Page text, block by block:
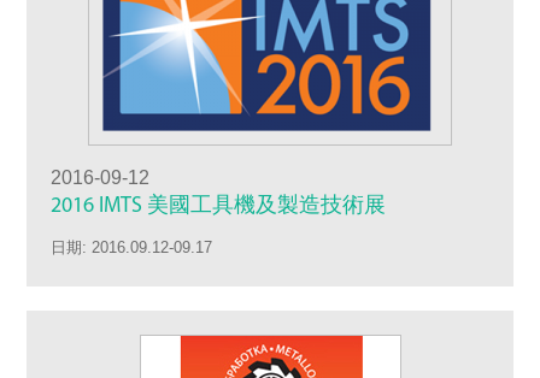
2016-09-12
2016 IMTS 美國工具機及製造技術展
日期: 2016.09.12-09.17